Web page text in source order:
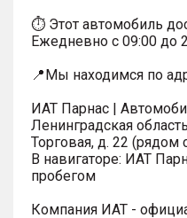
⏱ Этот автомобиль
Ежедневно с 09:00 до
📍Мы находимся по
ИАТ Парнас |
Ленинградская
Торговая, д. 22 (рядом
В навигаторе: ИАТ
пробегом
Компания ИАТ -